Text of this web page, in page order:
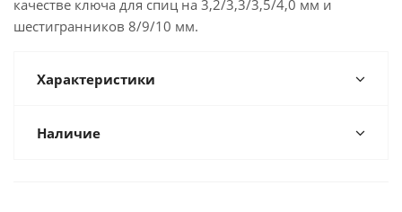
качестве ключа для спиц на 3,2/3,3/3,5/4,0 мм и
шестигранников 8/9/10 мм.
Характеристики
Наличие